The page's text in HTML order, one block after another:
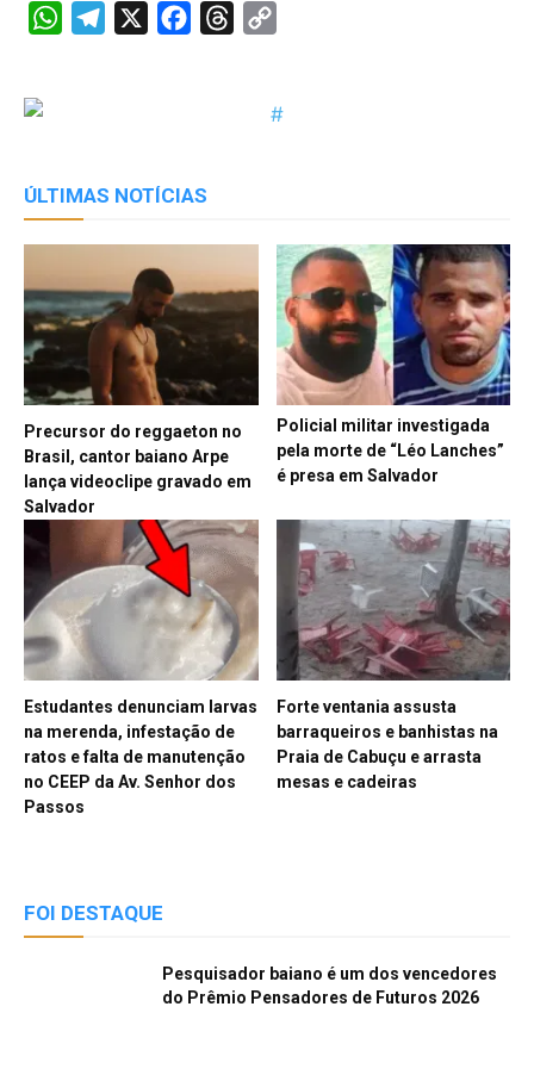
WhatsAppTelegram FacebookThreads
ÚLTIMAS NOTÍCIAS
Precursor do reggaeton no
Brasil, cantor baiano Arpe
lança videoclipe gravado em
Salvador
Policial militar investigada
pela morte de “Léo Lanches”
é presa em Salvador
Estudantes denunciam larvas
na merenda, infestação de
ratos e falta de manutenção
no CEEP da Av. Senhor dos
Passos
Forte ventania assusta
barraqueiros e banhistas na
Praia de Cabuçu e arrasta
mesas e cadeiras
FOI DESTAQUE
Pesquisador baiano é um dos vencedores
do Prêmio Pensadores de Futuros 2026